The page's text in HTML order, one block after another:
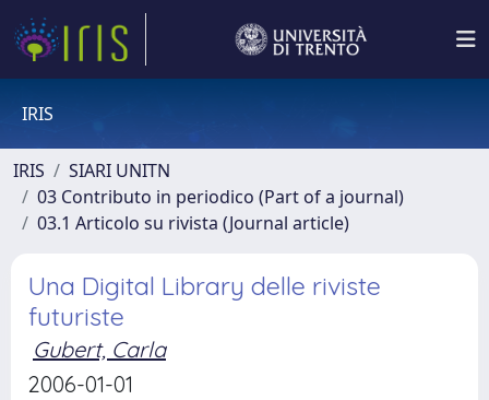
IRIS
IRIS
SIARI UNITN
03 Contributo in periodico (Part of a journal)
03.1 Articolo su rivista (Journal article)
Una Digital Library delle riviste
futuriste
Gubert, Carla
2006-01-01